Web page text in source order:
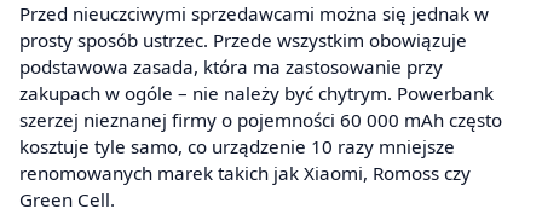
Przed nieuczciwymi sprzedawcami można się jednak w
prosty sposób ustrzec. Przede wszystkim obowiązuje
podstawowa zasada, która ma zastosowanie przy
zakupach w ogóle – nie należy być chytrym. Powerbank
szerzej nieznanej firmy o pojemności 60 000 mAh często
kosztuje tyle samo, co urządzenie 10 razy mniejsze
renomowanych marek takich jak Xiaomi, Romoss czy
Green Cell.